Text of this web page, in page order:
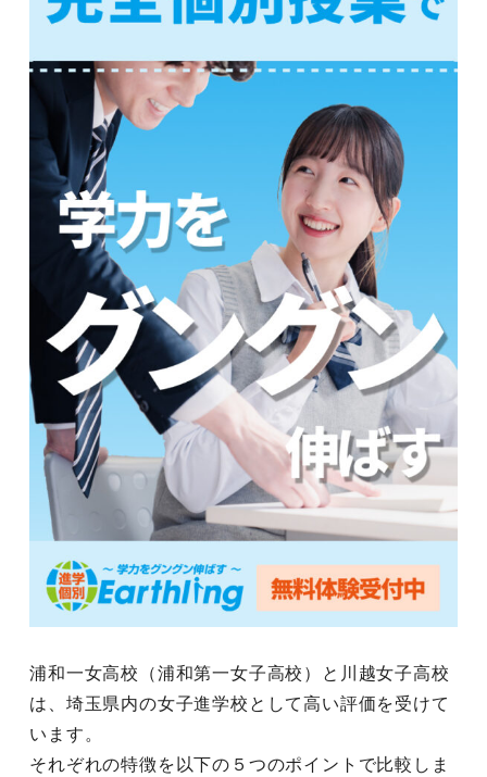
浦和一女高校（浦和第一女子高校）と川越女子高校
は、埼玉県内の女子進学校として高い評価を受けて
います。
それぞれの特徴を以下の５つのポイントで比較しま